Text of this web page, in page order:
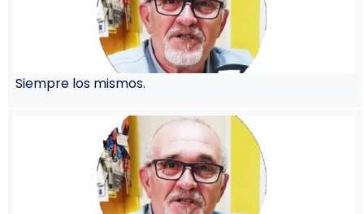
Siempre los mismos.